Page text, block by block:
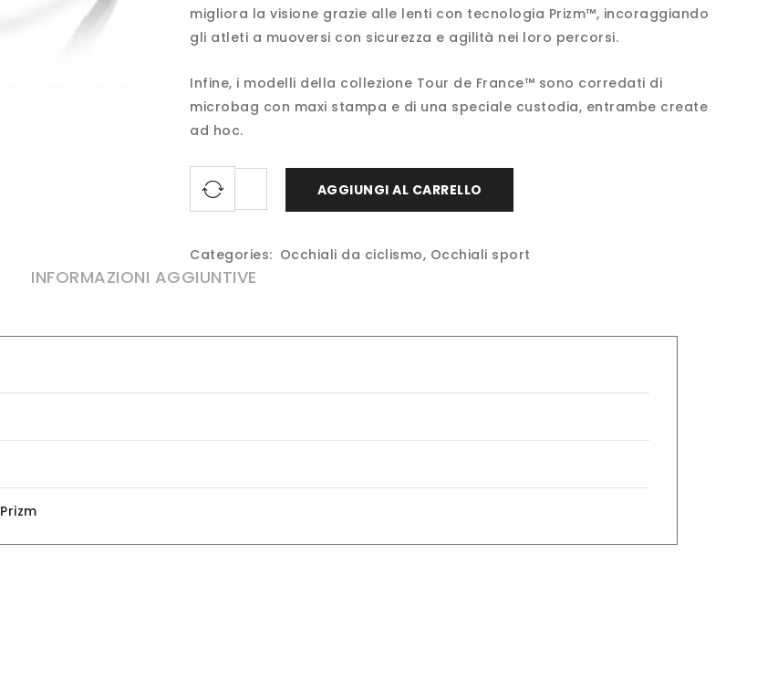
migliora la visione grazie alle lenti con tecnologia Prizm™, incoraggiando
gli atleti a muoversi con sicurezza e agilità nei loro percorsi.
Infine, i modelli della collezione Tour de France™ sono corredati di
microbag con maxi stampa e di una speciale custodia, entrambe create
ad hoc.
AGGIUNGI AL CARRELLO
Categories: Occhiali da ciclismo, Occhiali sport
INFORMAZIONI AGGIUNTIVE
Prizm